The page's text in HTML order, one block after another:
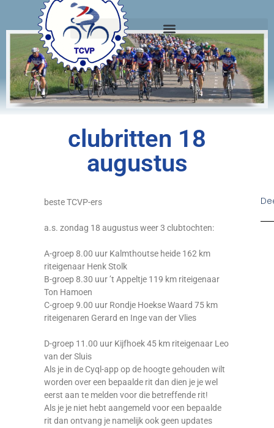
clubritten 18
augustus
beste TCVP-ers
a.s.zondag 18 augustusweer 3 clubtochten:
A-groep8.00 uur Kalmthoutse heide 162 km
riteigenaar Henk Stolk
B-groep8.30 uur’t Appeltje 119 km riteigenaar
Ton Hamoen
C-groep9.00 uur Rondje Hoekse Waard 75 km
riteigenaren Gerard en Inge van der Vlies
D-groep 11.00 uur Kijfhoek 45 km riteigenaar Leo
van der Sluis
Als je in de Cyql-app op de hoogte gehouden wilt
worden over een bepaalde rit dan dien je je wel
eerst aan te melden voor die betreffende rit!
Als je je niet hebt aangemeld voor een bepaalde
rit dan ontvang je namelijk ook geen updates